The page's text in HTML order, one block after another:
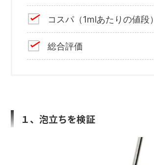
コスパ（1mlあたりの値段）
総合評価
１、泡立ちを検証